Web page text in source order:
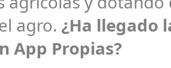
agro. ¿Ha llegado
App Propias?